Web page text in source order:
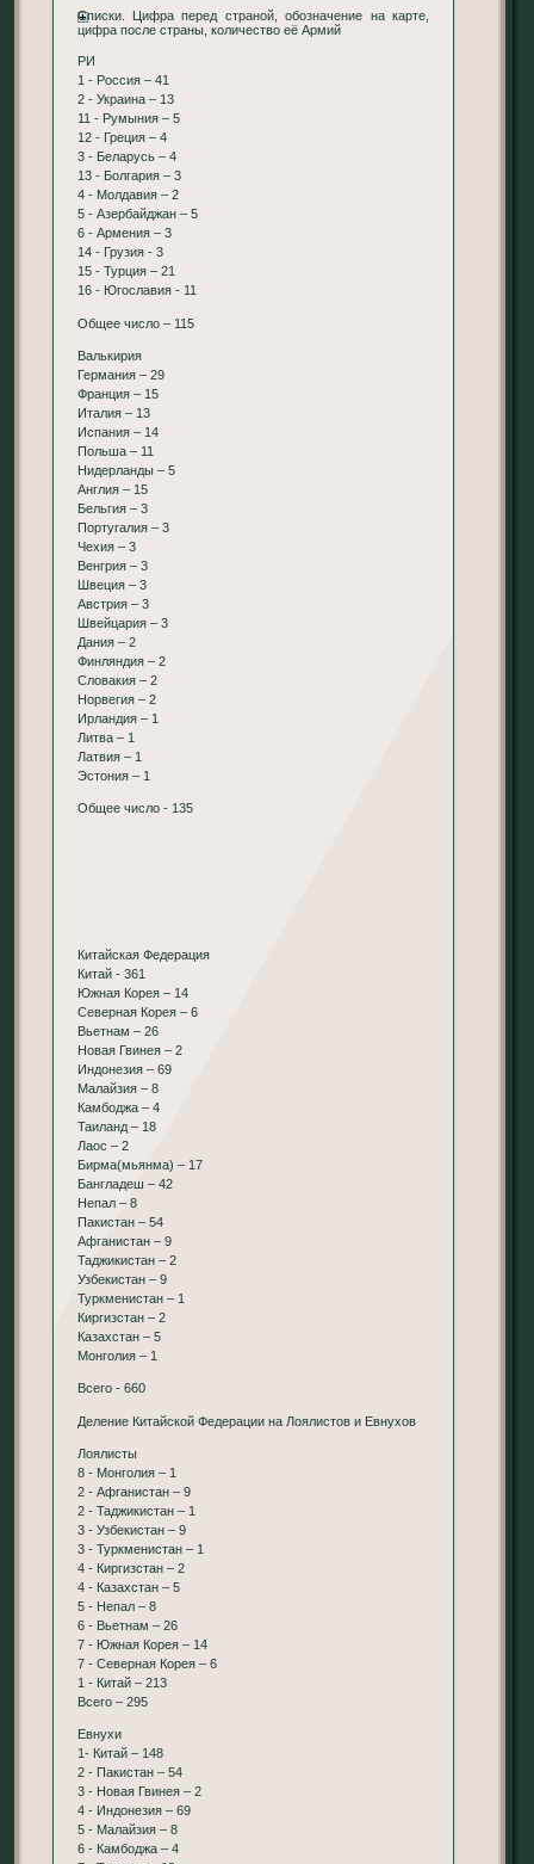
Списки. Цифра перед страной, обозначение на карте,
цифра после страны, количество её Армий
РИ
1 - Россия – 41
2 - Украина – 13
11 - Румыния – 5
12 - Греция – 4
3 - Беларусь – 4
13 - Болгария – 3
4 - Молдавия – 2
5 - Азербайджан – 5
6 - Армения – 3
14 - Грузия - 3
15 - Турция – 21
16 - Югославия - 11
Общее число – 115
Валькирия
Германия – 29
Франция – 15
Италия – 13
Испания – 14
Польша – 11
Нидерланды – 5
Англия – 15
Бельгия – 3
Португалия – 3
Чехия – 3
Венгрия – 3
Швеция – 3
Австрия – 3
Швейцария – 3
Дания – 2
Финляндия – 2
Словакия – 2
Норвегия – 2
Ирландия – 1
Литва – 1
Латвия – 1
Эстония – 1
Общее число - 135
Китайская Федерация
Китай - 361
Южная Корея – 14
Северная Корея – 6
Вьетнам – 26
Новая Гвинея – 2
Индонезия – 69
Малайзия – 8
Камбоджа – 4
Таиланд – 18
Лаос – 2
Бирма(мьянма) – 17
Бангладеш – 42
Непал – 8
Пакистан – 54
Афганистан – 9
Таджикистан – 2
Узбекистан – 9
Туркменистан – 1
Киргизстан – 2
Казахстан – 5
Монголия – 1
Всего - 660
Деление Китайской Федерации на Лоялистов и Евнухов
Лоялисты
8 - Монголия – 1
2 - Афганистан – 9
2 - Таджикистан – 1
3 - Узбекистан – 9
3 - Туркменистан – 1
4 - Киргизстан – 2
4 - Казахстан – 5
5 - Непал – 8
6 - Вьетнам – 26
7 - Южная Корея – 14
7 - Северная Корея – 6
1 - Китай – 213
Всего – 295
Евнухи
1- Китай – 148
2 - Пакистан – 54
3 - Новая Гвинея – 2
4 - Индонезия – 69
5 - Малайзия – 8
6 - Камбоджа – 4